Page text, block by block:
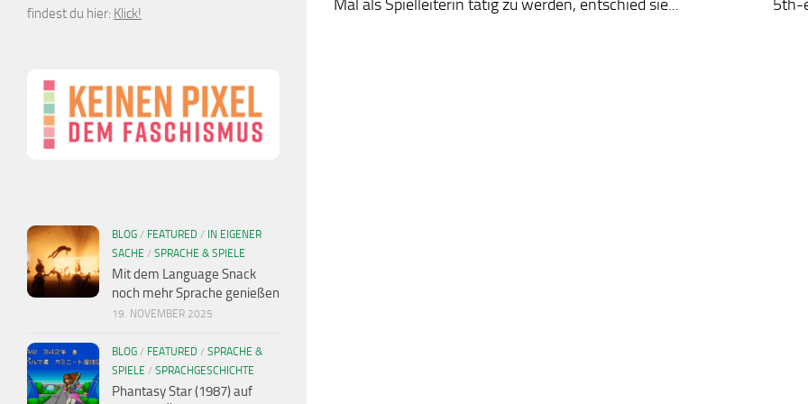
Mal als Spielleiterin tätig zu werden, entschied sie...
5th-
findest du hier: Klick!
BLOG / FEATURED / IN EIGENER
SACHE / SPRACHE & SPIELE
Mit dem Language Snack
noch mehr Sprache genießen
19. NOVEMBER 2025
BLOG / FEATURED / SPRACHE &
SPIELE / SPRACHGESCHICHTE
Phantasy Star (1987) auf